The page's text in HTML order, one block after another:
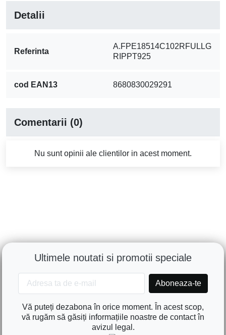
Detalii
Referinta
A.FPE18514C102RFULLG
RIPPT925
cod EAN13 8680830029291
Comentarii (0)
Nu sunt opinii ale clientilor in acest moment.
Ultimele noutati si promotii speciale
Vă puteți dezabona în orice moment. În acest scop,
vă rugăm să găsiți informațiile noastre de contact în
avizul legal.